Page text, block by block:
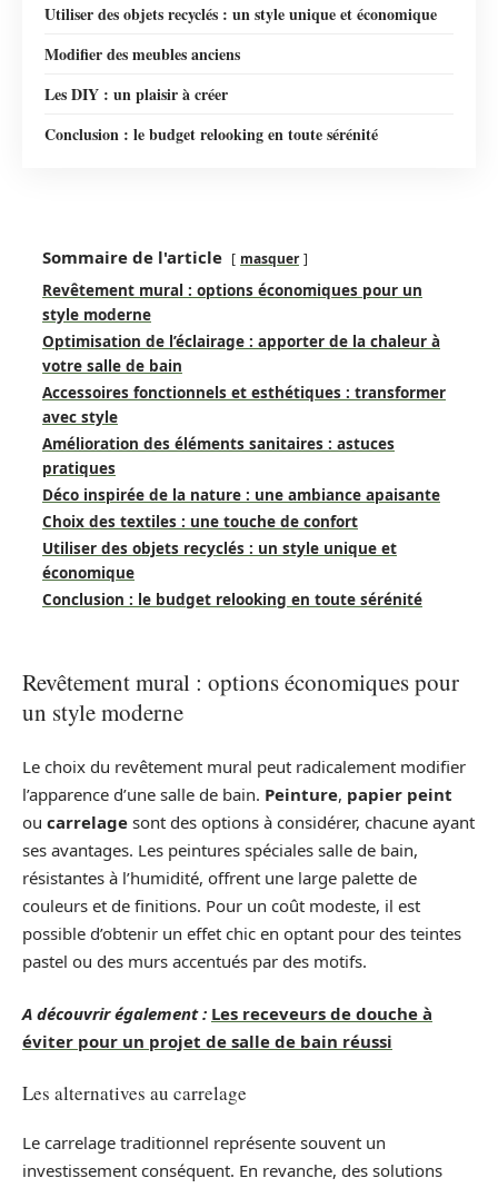
Utiliser des objets recyclés : un style unique et économique
Modifier des meubles anciens
Les DIY : un plaisir à créer
Conclusion : le budget relooking en toute sérénité
Sommaire de l'article masquer
Revêtement mural : options économiques pour un
style moderne
Optimisation de l’éclairage : apporter de la chaleur à
votre salle de bain
Accessoires fonctionnels et esthétiques : transformer
avec style
Amélioration des éléments sanitaires : astuces
pratiques
Déco inspirée de la nature : une ambiance apaisante
Choix des textiles : une touche de confort
Utiliser des objets recyclés : un style unique et
économique
Conclusion : le budget relooking en toute sérénité
Revêtement mural : options économiques pour
un style moderne
Le choix du revêtement mural peut radicalement modifier
l’apparence d’une salle de bain. Peinture, papier peint
ou carrelage sont des options à considérer, chacune ayant
ses avantages. Les peintures spéciales salle de bain,
résistantes à l’humidité, offrent une large palette de
couleurs et de finitions. Pour un coût modeste, il est
possible d’obtenir un effet chic en optant pour des teintes
pastel ou des murs accentués par des motifs.
A découvrir également : Les receveurs de douche à
éviter pour un projet de salle de bain réussi
Les alternatives au carrelage
Le carrelage traditionnel représente souvent un
investissement conséquent. En revanche, des solutions